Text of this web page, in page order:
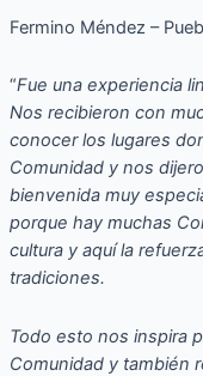
Fermino Méndez –
“Fue una experiencia
Nos recibieron con
conocer los lugares
Comunidad y nos
bienvenida muy
porque hay muchas
cultura y aquí la
tradiciones.
Todo esto nos inspira
Comunidad y también